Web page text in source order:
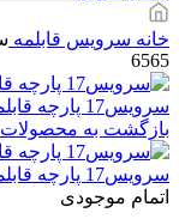
خانه سرویس قابلمه
6565
سرویس17 پارچه قابلمه گرانيت دسینی مدل 6565
بازگشت به محصولات
سرویس17 پارچه قابلمه گرانيت دسینی مدل 6565
اتمام موجودی